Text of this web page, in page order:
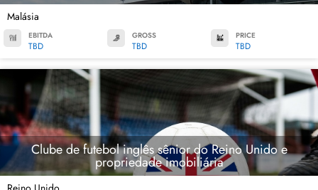
Malásia
EBITDA
TBD
GROSS
TBD
PRICE
TBD
Clube de futebol inglês sênior do Reino Unido e
propriedade imobiliária